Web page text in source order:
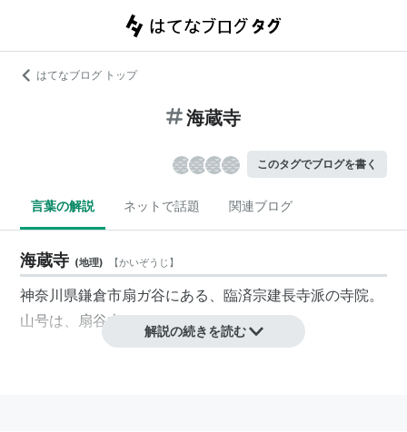
はてなブログ トップ
海蔵寺
このタグでブログを書く
言葉の解説 ネットで話題 関連ブログ
海蔵寺 (地理) 【かいぞうじ 】
神奈川県鎌倉市扇ガ谷にある、臨済宗建長寺派の寺院。
山号は、扇谷山。
解説の続きを読む